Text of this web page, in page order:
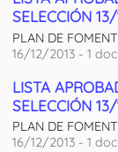
SELECCIÓN
PLAN DE
16/12/2013 - 1
LISTA
SELECCIÓN
PLAN DE
16/12/2013 - 1